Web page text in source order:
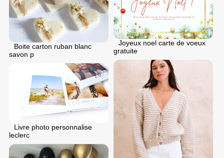
Boite carton ruban blanc
savon p
Joyeux noel carte de voeux
gratuite
Livre photo personnalise
leclerc